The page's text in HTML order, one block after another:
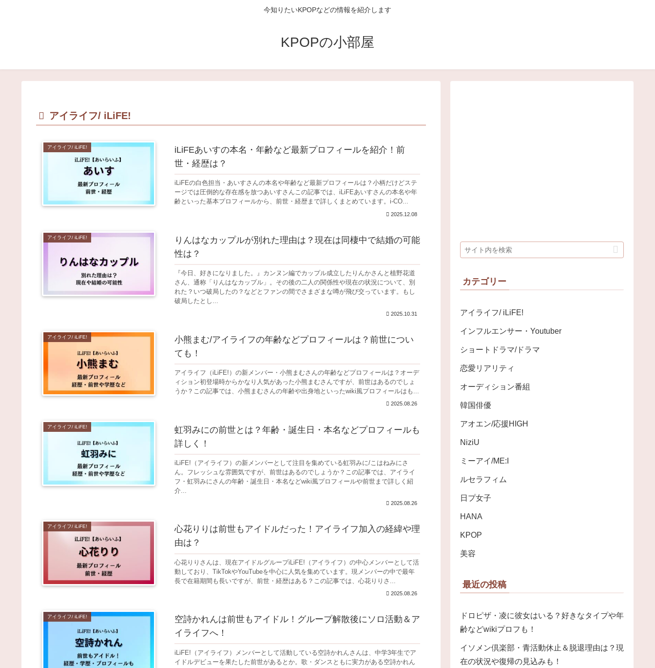
今知りたいKPOPなどの情報を紹介します
KPOPの小部屋
アイライフ/ iLiFE!
アイライフ/ iLiFE!
iLiFEあいすの本名・年齢など最新プロフィールを紹介！前
世・経歴は？
iLiFEの白色担当・あいすさんの本名や年齢など最新プロフィールは？小柄だけどステ
ージでは圧倒的な存在感を放つあいすさんこの記事では、iLiFEあいすさんの本名や年
齢といった基本プロフィールから、前世・経歴まで詳しくまとめています。i-CO...
2025.12.08
アイライフ/ iLiFE!
りんはなカップルが別れた理由は？現在は同棲中で結婚の可能
性は？
『今日、好きになりました。』カンヌン編でカップル成立したりんかさんと植野花道
さん、通称「りんはなカップル」。その後の二人の関係性や現在の状況について、別
れた？いつ破局したの？などとファンの間でさまざまな噂が飛び交っています。もし
破局したとし...
2025.10.31
アイライフ/ iLiFE!
小熊まむ/アイライフの年齢などプロフィールは？前世につい
ても！
アイライフ（iLiFE!）の新メンバー・小熊まむさんの年齢などプロフィールは？オーデ
ィション初登場時からかなり人気があった小熊まむさんですが、前世はあるのでしょ
うか？この記事では、小熊まむさんの年齢や出身地といったwiki風プロフィールはも...
2025.08.26
アイライフ/ iLiFE!
虹羽みにの前世とは？年齢・誕生日・本名などプロフィールも
詳しく！
iLiFE!（アイライフ）の新メンバーとして注目を集めている虹羽みに/こはねみにさ
ん。フレッシュな雰囲気ですが、前世はあるのでしょうか？この記事では、アイライ
フ・虹羽みにさんの年齢・誕生日・本名などwiki風プロフィールや前世まで詳しく紹
介...
2025.08.26
アイライフ/ iLiFE!
心花りりは前世もアイドルだった！アイライフ加入の経緯や理
由は？
心花りりさんは、現在アイドルグループiLiFE!（アイライフ）の中心メンバーとして活
動しており、TikTokやYouTubeを中心に人気を集めています。現メンバーの中で最年
長で在籍期間も長いですが、前世・経歴はある？この記事では、心花りりさ...
2025.08.26
アイライフ/ iLiFE!
空詩かれんは前世もアイドル！グループ解散後にソロ活動＆ア
イライフへ！
iLiFE!（アイライフ）メンバーとして活動している空詩かれんさんは、中学3年生でア
イドルデビューを果たした前世があるとか。歌・ダンスともに実力がある空詩かれん
カテゴリー
アイライフ/ iLiFE!
インフルエンサー・Youtuber
ショートドラマ/ドラマ
恋愛リアリティ
オーディション番組
韓国俳優
アオエン/応援HIGH
NiziU
ミーアイ/ME:I
ルセラフィム
日プ女子
HANA
KPOP
美容
最近の投稿
ドロピザ・凌に彼女はいる？好きなタイプや年
齢などwikiプロフも！
イソメン倶楽部・青活動休止＆脱退理由は？現
在の状況や復帰の見込みも！